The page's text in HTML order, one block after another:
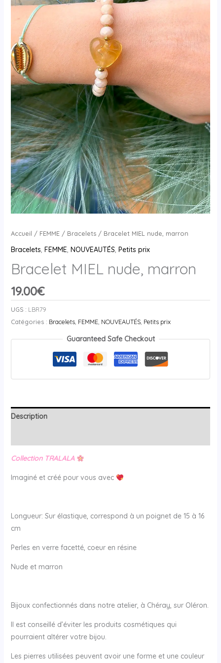
Accueil / FEMME/ Bracelets/ Bracelet MIEL nude, marron
Bracelets, FEMME, NOUVEAUTÉS, Petits prix
Bracelet MIEL nude, marron
19.00€
UGS : LBR79
Catégories : Bracelets, FEMME, NOUVEAUTÉS, Petits prix
Guaranteed Safe Checkout
Description
Collection TRALALA
Imaginé et créé pour vous avec
Longueur: Sur élastique, correspond à un poignet de 15 à 16
cm
Perles en verre facetté, coeur en résine
Nude et marron
Bijoux confectionnés dans notre atelier, à Chéray, sur Oléron.
Il est conseillé d’éviter les produits cosmétiques qui
pourraient altérer votre bijou.
Les pierres utilisées peuvent avoir une forme et une couleur